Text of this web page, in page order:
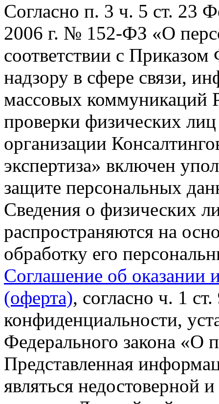
Согласно п. 3 ч. 5 ст. 23
2006 г. № 152-ФЗ «О
соответствии с
надзору в сфере связи,
массовых коммуникаций
проверки физических
организации
экспертиза» включен
защите персональных
Сведения о физических
распространяются на
обработку его
Соглашение об оказании
(оферта), согласно ч. 1
конфиденциальности,
Федерального закона «О
Представленная
являться недостоверной